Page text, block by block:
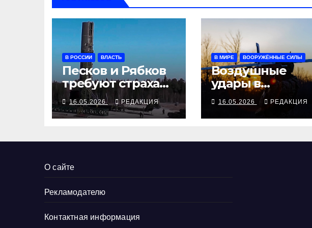
В РОССИИ ВЛАСТЬ
Песков и Рябков
требуют страха
перед
«Сарматом»
16.05.2026 РЕДАКЦИЯ
В МИРЕ ВООРУЖЁННЫЕ СИЛЫ
Воздушные
удары в
Запорожье
скоординирован
ы с боями за
16.05.2026 РЕДАКЦИЯ
О сайте
Рекламодателю
Контактная информация